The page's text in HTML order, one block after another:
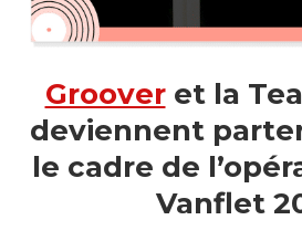
Grooveret la
deviennent
le cadre de
Vanflet